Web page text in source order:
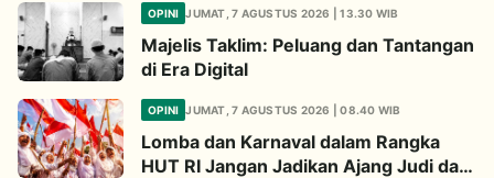
OPINI JUMAT, 7 AGUSTUS 2026 | 13.30 WIB
Majelis Taklim: Peluang dan Tantangan
di Era Digital
OPINI JUMAT, 7 AGUSTUS 2026 | 08.40 WIB
Lomba dan Karnaval dalam Rangka
HUT RI Jangan Jadikan Ajang Judi dan